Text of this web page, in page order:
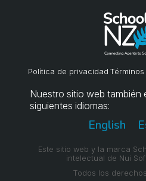
Política de privacidad
Nuestro sitio web también
siguientes idiomas:
English
Este sitio web y la marca
intelectual de Nui
Todos los